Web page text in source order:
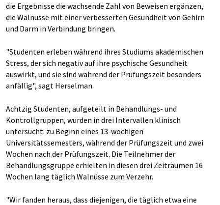
die Ergebnisse die wachsende Zahl von Beweisen ergänzen,
die Walnüsse mit einer verbesserten Gesundheit von Gehirn
und Darm in Verbindung bringen.
"Studenten erleben während ihres Studiums akademischen
Stress, der sich negativ auf ihre psychische Gesundheit
auswirkt, und sie sind während der Prüfungszeit besonders
anfällig", sagt Herselman.
Achtzig Studenten, aufgeteilt in Behandlungs- und
Kontrollgruppen, wurden in drei Intervallen klinisch
untersucht: zu Beginn eines 13-wöchigen
Universitätssemesters, während der Prüfungszeit und zwei
Wochen nach der Prüfungszeit. Die Teilnehmer der
Behandlungsgruppe erhielten in diesen drei Zeiträumen 16
Wochen lang täglich Walnüsse zum Verzehr.
"Wir fanden heraus, dass diejenigen, die täglich etwa eine